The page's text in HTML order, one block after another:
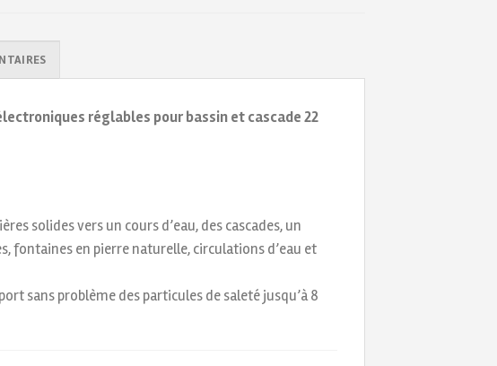
réglables pour bassin et cascade 22
solides vers un cours d’eau, des cascades, un
fontaines en pierre naturelle, circulations d’eau et
sans problème des particules de saleté jusqu’à 8